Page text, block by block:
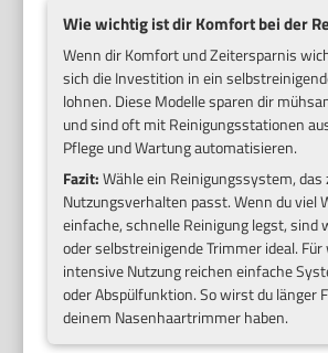
Wie wichtig ist dir Komfort bei der
Wenn dir Komfort und Zeitersparnis
sich die Investition in ein
lohnen. Diese Modelle sparen dir
und sind oft mit Reinigungsstationen
Pflege und Wartung automatisieren.
Fazit:Wähle ein Reinigungssystem, das
Nutzungsverhalten passt. Wenn du viel
einfache, schnelle Reinigung legst, sind
oder selbstreinigende Trimmer ideal.
intensive Nutzung reichen einfache
oder Abspülfunktion. So wirst du länger
deinem Nasenhaartrimmer haben.